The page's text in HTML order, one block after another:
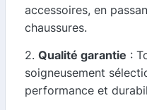
accessoires, en
chaussures.
2. Qualité garantie :
soigneusement
performance et